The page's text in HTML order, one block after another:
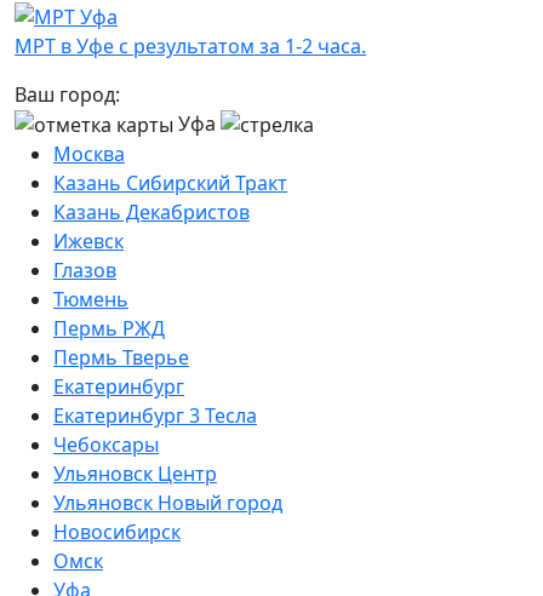
МРТ в Уфе с результатом за 1-2 часа.
Ваш город:
Уфа
Москва
Казань Сибирский Тракт
Казань Декабристов
Ижевск
Глазов
Тюмень
Пермь РЖД
Пермь Тверье
Екатеринбург
Екатеринбург 3 Тесла
Чебоксары
Ульяновск Центр
Ульяновск Новый город
Новосибирск
Омск
Уфа